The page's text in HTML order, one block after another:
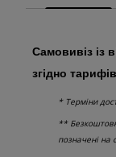
Самовивіз із
згідно
* Терміни
**
позначені на